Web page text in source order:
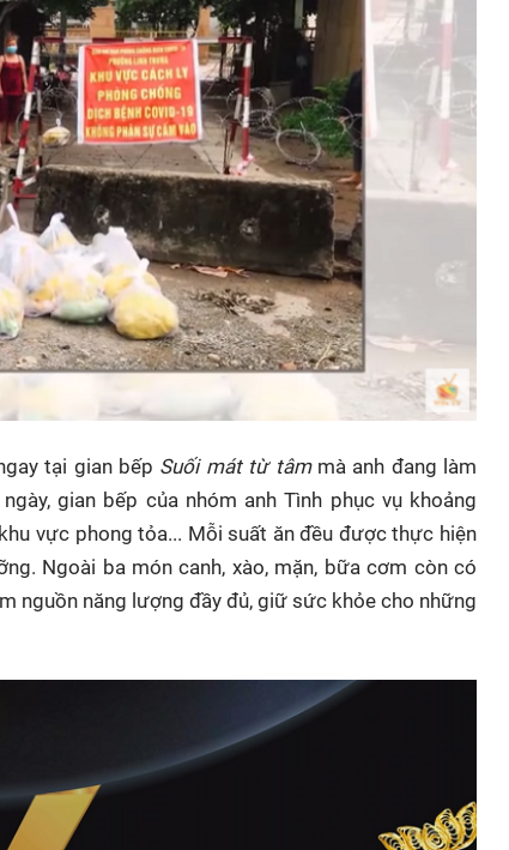
Chung một tấm
lòng
SEA Games 33
tại gian bếp Suối mát từ tâmmà anh đang làm
gian bếp của nhóm anh Tình phục vụ khoảng
vực phong tỏa... Mỗi suất ăn đều được thực hiện
Ngoài ba món canh, xào, mặn, bữa cơm còn có
nguồn năng lượng đầy đủ, giữ sức khỏe cho những